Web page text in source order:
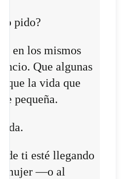
lo pido?
en los mismos
Que algunas
que la vida que
pequeña.
de ti esté llegando
mujer —o al